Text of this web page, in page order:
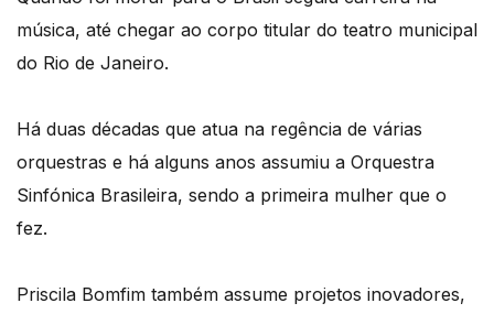
música, até chegar ao corpo titular do teatro municipal
do Rio de Janeiro.
Há duas décadas que atua na regência de várias
orquestras e há alguns anos assumiu a Orquestra
Sinfónica Brasileira, sendo a primeira mulher que o
fez.
Priscila Bomfim também assume projetos inovadores,